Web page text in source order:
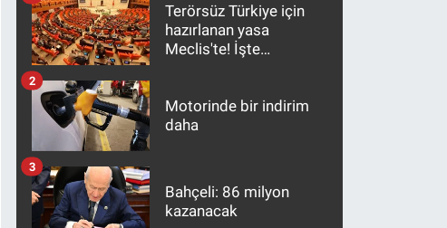
Terörsüz Türkiye için
hazırlanan yasa
Meclis'te! İşte
Motorinde bir indirim
daha
2
Bahçeli: 86 milyon
kazanacak
3